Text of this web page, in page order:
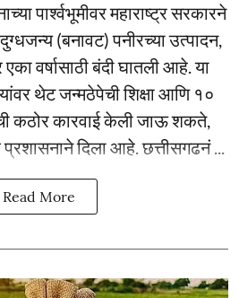
पार्श्वभूमीवर महाराष्ट्र सरकारने
(बनावट) पनीरच्या उत्पादन,
वर्षासाठी बंदी घातली आहे. या
थेट जन्मठेपेची शिक्षा आणि १०
कठोर कारवाई केली जाऊ शकते,
दिला आहे. छत्तीसगढनं ...
Read More